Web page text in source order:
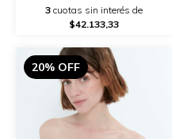
3 cuotas sin interés de
$42.133,33
20% OFF